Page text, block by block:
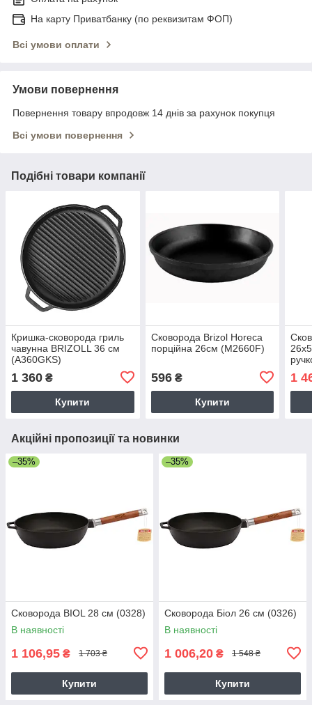
На карту Приватбанку (по реквизитам ФОП)
Всі умови оплати
Умови повернення
Повернення товару впродовж 14 днів за рахунок покупця
Всі умови повернення
Подібні товари компанії
Кришка-сковорода гриль
чавунна BRIZOLL 36 см
(A360GKS)
1 360 ₴
Купити
Сковорода Brizol Horeca
порційна 26см (M2660F)
596₴
Купити
1
Акційні пропозиції та новинки
–35%
Сковорода BIOL 28 см (0328)
В наявності
1 106,95 ₴ 1 703 ₴
Купити
–35%
Сковорода Біол 26 см (0326)
В наявності
1 006,20 ₴ 1 548 ₴
Купити